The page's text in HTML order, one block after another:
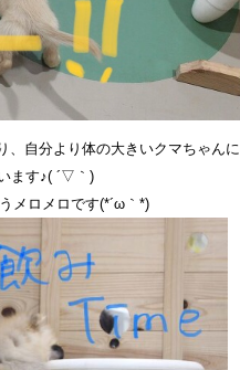
、自分より体の大きいクマちゃんに
ます♪( ´▽｀)
メロメロです(*´ω｀*)